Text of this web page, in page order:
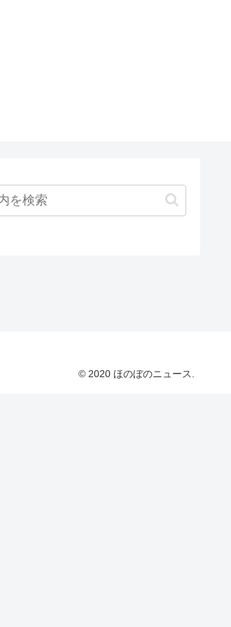
© 2020 ほのぼのニュース.